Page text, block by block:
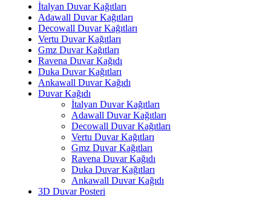
İtalyan Duvar Kağıtları
Adawall Duvar Kağıtları
Decowall Duvar Kağıtları
Vertu Duvar Kağıtları
Gmz Duvar Kağıtları
Ravena Duvar Kağıdı
Duka Duvar Kağıtları
Ankawall Duvar Kağıdı
Duvar Kağıdı
İtalyan Duvar Kağıtları
Adawall Duvar Kağıtları
Decowall Duvar Kağıtları
Vertu Duvar Kağıtları
Gmz Duvar Kağıtları
Ravena Duvar Kağıdı
Duka Duvar Kağıtları
Ankawall Duvar Kağıdı
3D Duvar Posteri